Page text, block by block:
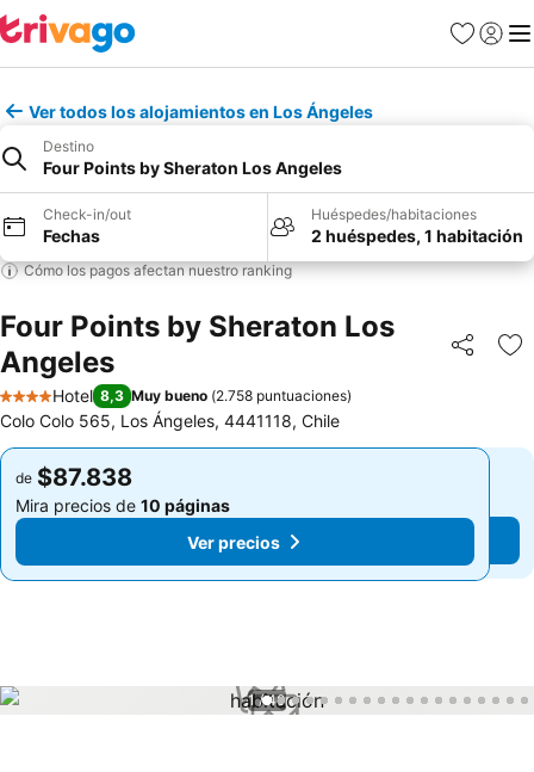
Favoritos
Iniciar
Ver todos los alojamientos en Los Ángeles
Destino
Four Points by Sheraton Los Angeles
Check-in/out
Fechas
Huéspedes/habitaciones
2 huéspedes, 1 habitación
Cómo los pagos afectan nuestro ranking
Four Points by Sheraton Los
Angeles
Compartir
4 Estrellas
Hotel 8,3 Muy bueno (2.758 puntuaciones)
Colo Colo 565, Los Ángeles, 4441118, Chile
de $87.838
Mira precios de 10 páginas
Ver precios
de $87.838
Mira precios de 10 páginas
Ver precios
1 / 40